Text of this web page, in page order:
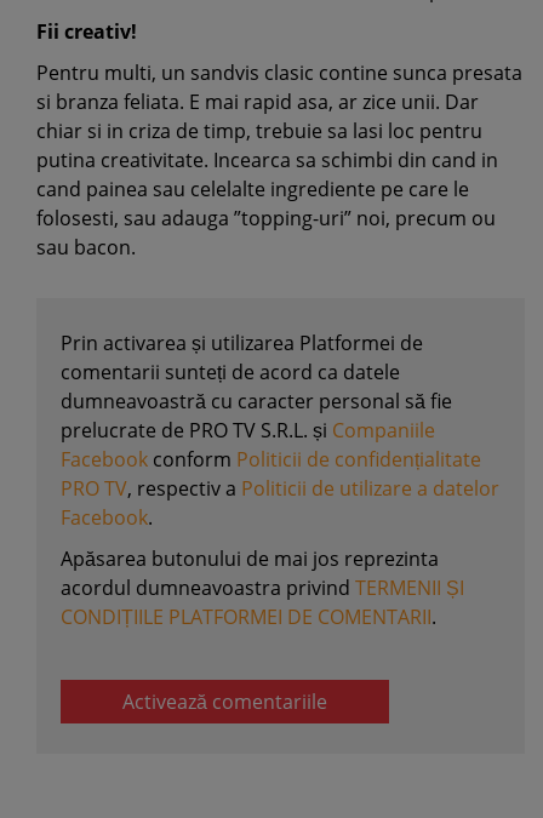
Fii creativ!
Pentru multi, un sandvis clasic contine sunca presata
si branza feliata. E mai rapid asa, ar zice unii. Dar
chiar si in criza de timp, trebuie sa lasi loc pentru
putina creativitate. Incearca sa schimbi din cand in
cand painea sau celelalte ingrediente pe care le
folosesti, sau adauga ”topping-uri” noi, precum ou
sau bacon.
Prin activarea și utilizarea Platformei de
comentarii sunteți de acord ca datele
dumneavoastră cu caracter personal să fie
prelucrate de PRO TV S.R.L. și Companiile
Facebook conform Politicii de confidențialitate
PRO TV, respectiv a Politicii de utilizare a datelor
Facebook.
Apăsarea butonului de mai jos reprezinta
acordul dumneavoastra privind TERMENII ȘI
CONDIȚIILE PLATFORMEI DE COMENTARII.
Activează comentariile